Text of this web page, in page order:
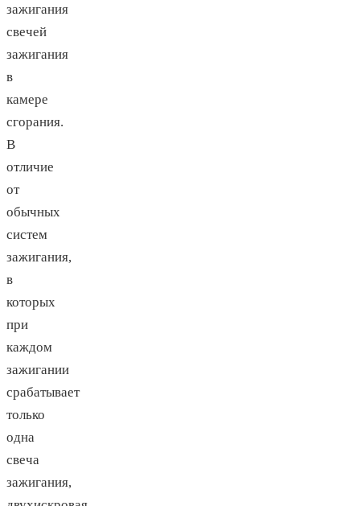
зажигания
свечей
зажигания
в
камере
сгорания.
В
отличие
от
обычных
систем
зажигания,
в
которых
при
каждом
зажигании
срабатывает
только
одна
свеча
зажигания,